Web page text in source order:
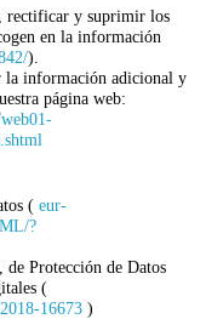
rectificar y suprimir los
en la información
).
la información adicional y
página web:
( eur-
?
Protección de Datos
(
16673 )